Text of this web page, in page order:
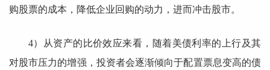
购股票的成本，降低企业回购的动力，进而冲击股市。
4）从资产的比价效应来看，随着美债利率的上行及其
对股市压力的增强，投资者会逐渐倾向于配置票息变高的债